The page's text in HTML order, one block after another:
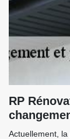
RP
Actuellement,